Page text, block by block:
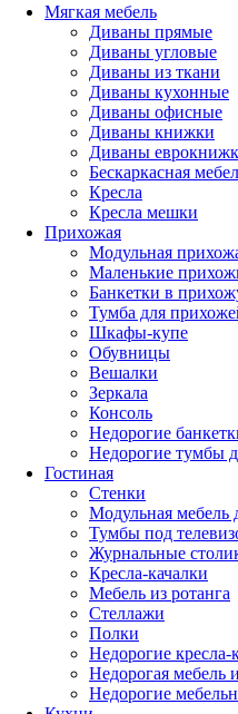
Мягкая мебель
Диваны прямые
Диваны угловые
Диваны из ткани
Диваны кухонные
Диваны офисные
Диваны книжки
Диваны
Бескаркасная
Кресла
Кресла мешки
Прихожая
Модульная
Маленькие
Банкетки в
Тумба для
Шкафы-купе
Обувницы
Вешалки
Зеркала
Консоль
Недорогие
Недорогие тумбы
Гостиная
Стенки
Модульная мебель
Тумбы под
Журнальные
Кресла-качалки
Мебель из ротанга
Стеллажи
Полки
Недорогие кресла-
Недорогая мебель
Недорогие